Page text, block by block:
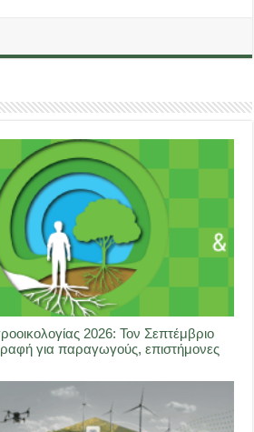
2026: Τον Σεπτέμβριο
για παραγωγούς, επιστήμονες